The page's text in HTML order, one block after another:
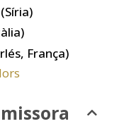
França)